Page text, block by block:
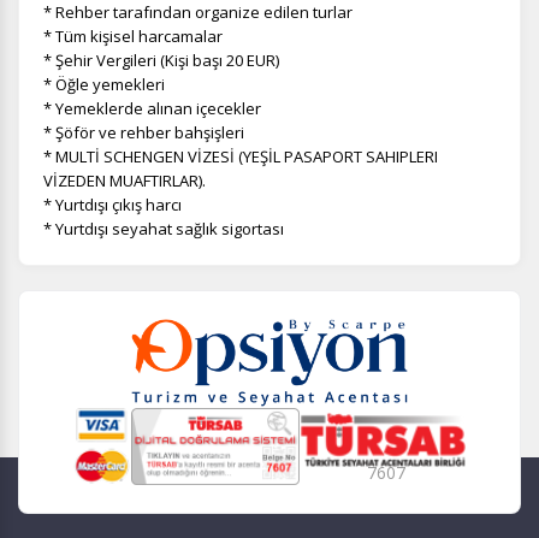
* Rehber tarafından organize edilen turlar
* Tüm kişisel harcamalar
* Şehir Vergileri (Kişi başı 20 EUR)
* Öğle yemekleri
* Yemeklerde alınan içecekler
* Şöför ve rehber bahşişleri
* MULTİ SCHENGEN VİZESİ (YEŞİL PASAPORT SAHIPLERI
VİZEDEN MUAFTIRLAR).
* Yurtdışı çıkış harcı
* Yurtdışı seyahat sağlık sigortası
7607